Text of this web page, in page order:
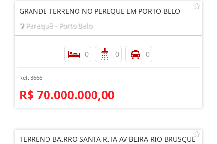
GRANDE TERRENO NO PEREQUE EM PORTO BELO
Perequê - Porto Belo
0 0 0
Ref. 8666
R$ 70.000.000,00
TERRENO BAIRRO SANTA RITA AV BEIRA RIO BRUSQUE